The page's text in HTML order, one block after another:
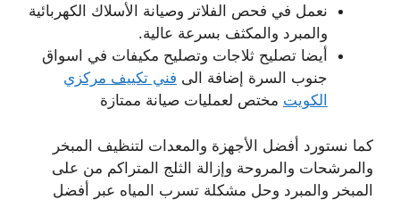
نعمل في فحص الفلاتر وصيانة الأسلاك الكهربائية
والمبرد والمكثف بسرعة عالية.
أيضا تصليح ثلاجات وتصليح مكيفات في اسواق
جنوب السرة إضافة الى فني تكييف مركزي
الكويت مختص لعمليات صيانة ممتازة
كما نستورد أفضل الأجهزة والمعدات لتنظيف المبخر
والمرشحات والمروحة وإزالة الثلج المتراكم من على
المبخر والمبرد وحل مشكلة تسرب المياه عبر أفضل